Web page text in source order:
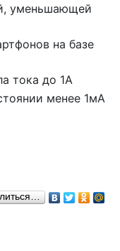
уменьшающей
на базе
тока до 1А
менее 1мА